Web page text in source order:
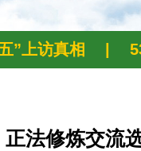
”上访真相
正法修炼交流